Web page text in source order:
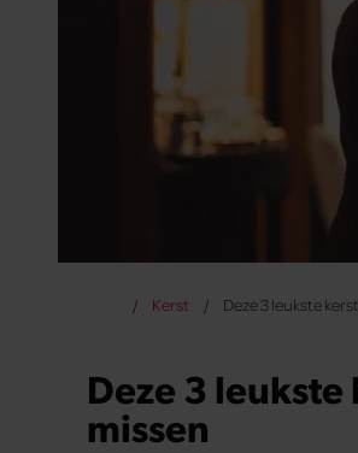
Kerst Deze 3 leukste
Deze 3
missen